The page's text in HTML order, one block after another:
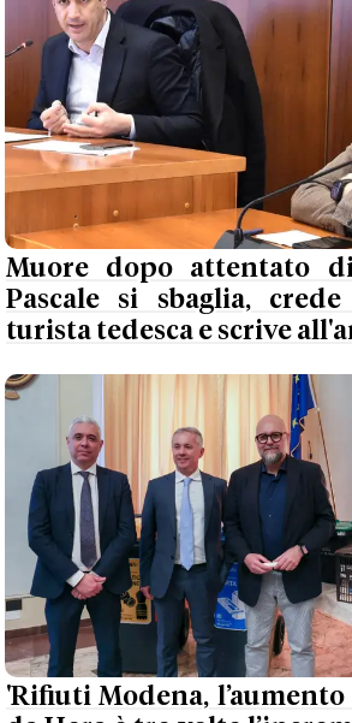
Muore dopo attentato
Pascale si sbaglia,
turista tedesca e scrive
'Rifiuti Modena, l’aumento